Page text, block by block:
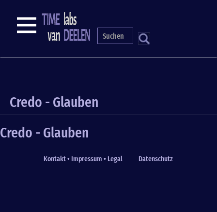
content
S
NAVIGATION
Credo - Glauben
Credo - Glauben
Fußzeile
Kontakt • Impressum • Legal Datenschutz